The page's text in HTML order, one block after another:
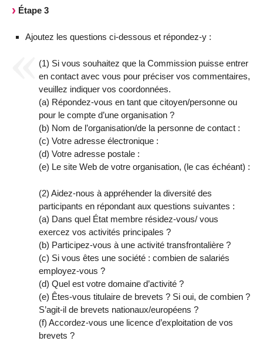
Étape 3
Ajoutez les questions ci-dessous et répondez-y :
(1) Si vous souhaitez que la Commission puisse entrer
en contact avec vous pour préciser vos commentaires,
veuillez indiquer vos coordonnées.
(a) Répondez-vous en tant que citoyen/personne ou
pour le compte d’une organisation ?
(b) Nom de l’organisation/de la personne de contact :
(c) Votre adresse électronique :
(d) Votre adresse postale :
(e) Le site Web de votre organisation, (le cas échéant) :
(2) Aidez-nous à appréhender la diversité des
participants en répondant aux questions suivantes :
(a) Dans quel État membre résidez-vous/ vous
exercez vos activités principales ?
(b) Participez-vous à une activité transfrontalière ?
(c) Si vous êtes une société : combien de salariés
employez-vous ?
(d) Quel est votre domaine d’activité ?
(e) Êtes-vous titulaire de brevets ? Si oui, de combien ?
S’agit-il de brevets nationaux/européens ?
(f) Accordez-vous une licence d’exploitation de vos
brevets ?